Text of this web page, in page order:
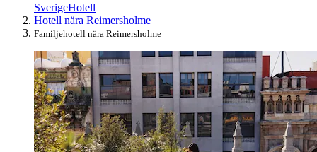
SverigeHotell
Hotell nära Reimersholme
Familjehotell nära Reimersholme